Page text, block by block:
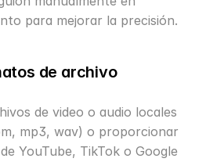
para mejorar la precisión.
de archivo
de video o audio locales
mp3, wav) o proporcionar
YouTube, TikTok o Google